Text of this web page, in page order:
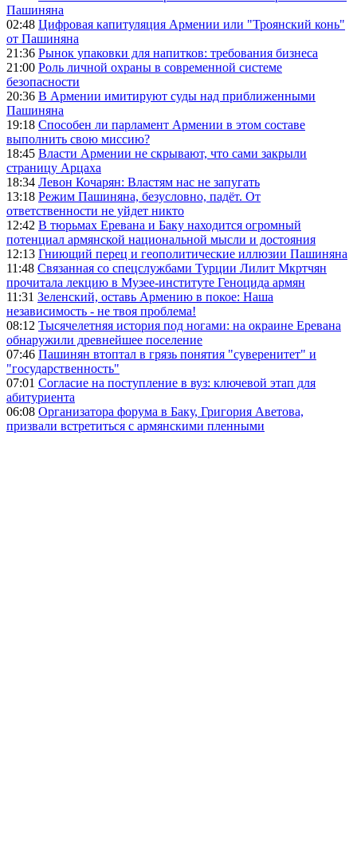
Пашиняна
02:48 Цифровая капитуляция Армении или "Троянский конь"
от Пашиняна
21:36 Рынок упаковки для напитков: требования бизнеса
21:00 Роль личной охраны в современной системе
безопасности
20:36 В Армении имитируют суды над приближенными
Пашиняна
19:18 Способен ли парламент Армении в этом составе
выполнить свою миссию?
18:45 Власти Армении не скрывают, что сами закрыли
страницу Арцаха
18:34 Левон Кочарян: Властям нас не запугать
13:18 Режим Пашиняна, безусловно, падёт. От
ответственности не уйдет никто
12:42 В тюрьмах Еревана и Баку находится огромный
потенциал армянской национальной мысли и достояния
12:13 Гниющий перец и геополитические иллюзии Пашиняна
11:48 Связанная со спецслужбами Турции Лилит Мкртчян
прочитала лекцию в Музее-институте Геноцида армян
11:31 Зеленский, оставь Армению в покое: Наша
независимость - не твоя проблема!
08:12 Тысячелетняя история под ногами: на окраине Еревана
обнаружили древнейшее поселение
07:46 Пашинян втоптал в грязь понятия "суверенитет" и
"государственность"
07:01 Согласие на поступление в вуз: ключевой этап для
абитуриента
06:08 Организатора форума в Баку, Григория Аветова,
призвали встретиться с армянскими пленными